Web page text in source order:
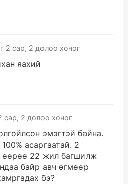
2 сар, 2 долоо хоног
яахий
сар, 2 долоо хоног
эмэгтэй байна.
асаргаатай. 2
өөрөө 22 жил багшилж
байр авч өгмөөр
бэ?